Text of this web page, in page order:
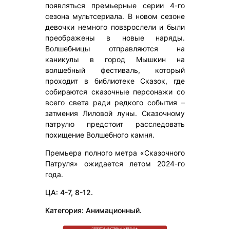
появляться премьерные серии 4-го
сезона мультсериала. В новом сезоне
девочки немного повзрослели и были
преображены в новые наряды.
Волшебницы отправляются на
каникулы в город Мышкин на
волшебный фестиваль, который
проходит в библиотеке Сказок, где
собираются сказочные персонажи со
всего света ради редкого события –
затмения Лиловой луны. Сказочному
патрулю предстоит расследовать
похищение Волшебного камня.
Премьера полного метра «Сказочного
Патруля» ожидается летом 2024-го
года.
ЦА: 4-7, 8-12.
Категория: Анимационный.